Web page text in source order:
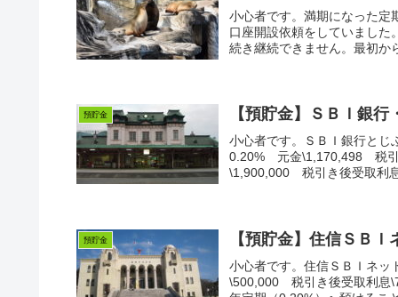
小心者です。満期になった定
口座開設依頼をしていました
続き継続できません。最初か
預貯金 【預貯金】ＳＢＩ銀
小心者です。ＳＢＩ銀行と
0.20% 元金\1,170,498 税
\1,900,000 税引き後受取利
預貯金 【預貯金】住信ＳＢ
小心者です。住信ＳＢＩネ
\500,000 税引き後受取利息